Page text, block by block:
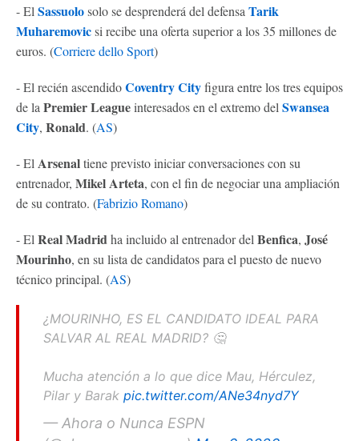
- El Sassuolosolo se desprenderá del defensa Tarik
Muharemovicsi recibe una oferta superior a los 35 millones de
euros. (Corriere dello Sport)
- El recién ascendidoCoventry Cityfigura entre los tres equipos
de la Premier Leagueinteresados ​​en el extremo del Swansea
City, Ronald. (AS)
- El Arsenaltiene previsto iniciar conversaciones con su
entrenador, Mikel Arteta, con el fin de negociar una ampliación
de su contrato. (Fabrizio Romano)
- El Real Madrid ha incluido al entrenador del Benfica, José
Mourinho, en su lista de candidatos para el puesto de nuevo
técnico principal. (AS)
¿MOURINHO, ES EL CANDIDATO IDEAL PARA
SALVAR AL REAL MADRID? 🤔
Mucha atención a lo que dice Mau, Hérculez,
Pilar y Barak pic.twitter.com/ANe34nyd7Y
— Ahora o Nunca ESPN